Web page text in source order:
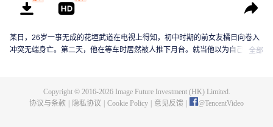
某日，26岁一事无成的花垣武道在电视上得知，初中时期的前女友橘日向卷入
冲突无端身亡。第二天，他在等车时居然被人推下月台。就当他以为自己死定
次穿越，并向曾经懦弱的自己宣战，拼命改变自己与恋人的命运！
全部
Copyright © 2016-2026Image Future Investment (HK) Limited.
协议与条款
隐私协议 Cookie Policy 意见反馈 @TencentVideo